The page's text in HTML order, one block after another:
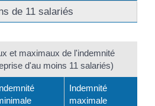
de 11 salariés
et maximaux de l'indemnité
d'au moins 11 salariés)
Indemnité
maximale